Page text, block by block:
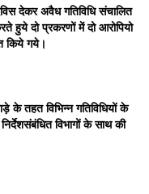
देकर अवैध गतिविधि संचालित
हुये दो प्रकरणों में दो आरोपियो
किये गये।
के तहत विभिन्न गतिविधियों के
विभागों के साथ की